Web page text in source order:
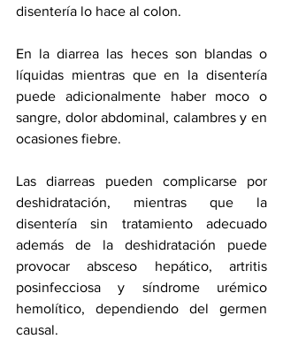
disentería lo hace al colon.
En la diarrea las heces son blandas o
líquidas mientras que en la disentería
puede adicionalmente haber moco o
sangre, dolor abdominal, calambres y en
ocasiones fiebre.
Las diarreas pueden complicarse por
deshidratación, mientras que la
disentería sin tratamiento adecuado
además de la deshidratación puede
provocar absceso hepático, artritis
posinfecciosa y síndrome urémico
hemolítico, dependiendo del germen
causal.